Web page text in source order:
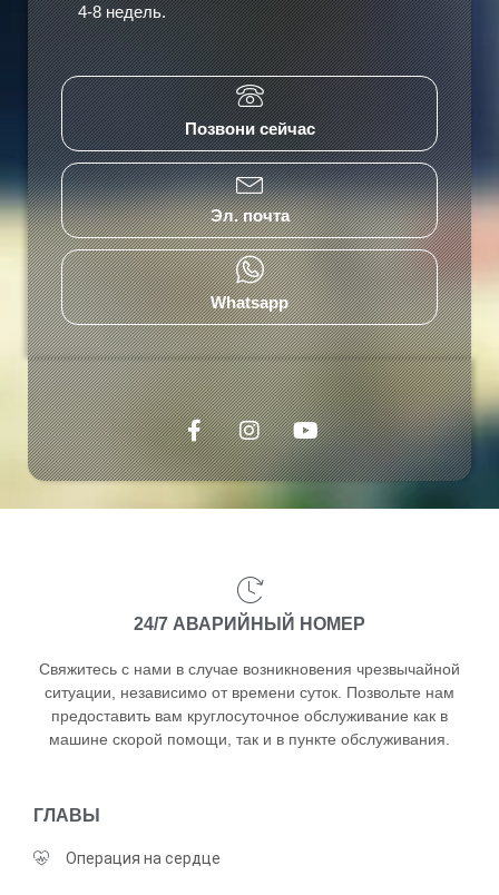
4-8 недель.
Позвони сейчас
Эл. почта
Whatsapp
24/7 АВАРИЙНЫЙ НОМЕР
Свяжитесь с нами в случае возникновения чрезвычайной
ситуации, независимо от времени суток. Позвольте нам
предоставить вам круглосуточное обслуживание как в
машине скорой помощи, так и в пункте обслуживания.
ГЛАВЫ
Операция на сердце